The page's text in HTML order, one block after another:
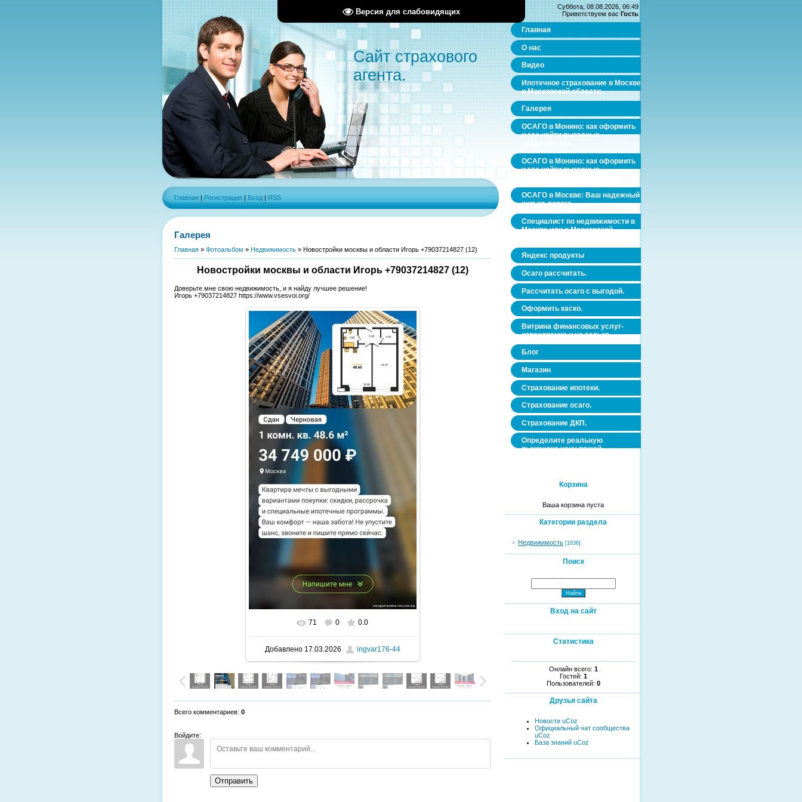
Версия для слабовидящих
Сайт страхового
агента.
Главная | Регистрация | Вход | RSS
Галерея
Главная » Фотоальбом » Недвижимость » Новостройки москвы и области Игорь +79037214827 (12)
Новостройки москвы и области Игорь +79037214827 (12)
Доверьте мне свою недвижимость, и я найду лучшее решение!
Игорь +79037214827 https://www.vsesvoi.org/
В реальном размере 900x1600
71 0 0.0
Добавлено17.03.2026 ingvar176-44
Всего комментариев: 0
Войдите:
Отправить
Суббота, 08.08.2026, 06:49
Приветствуем вас Гость
Главная
О нас
Видео
Ипотечное страхование в Москве
и Московской области.
Галерея
ОСАГО в Монино: как оформить
и где найти выгодные
ОСАГО в Монино: как оформить
и где найти выгодные
ОСАГО в Москве: Ваш надежный
щит на дороге
Специалист по недвижимости в
Москве или в Московской
Яндекс продукты
Осаго рассчитать.
Рассчитать осаго с выгодой.
Оформить каско.
Витрина финансовых услуг-
страхование и не только.
Блог
Магазин
Страхование ипотеки.
Страхование осаго.
Страхование ДКП.
Определите реальную
рыночную цену вашей
Корзина
Ваша корзина пуста
Категории раздела
Недвижимость [1636]
Поиск
Вход на сайт
Статистика
Онлайн всего: 1
Гостей: 1
Пользователей: 0
Друзья сайта
Новости uCoz
Официальный чат сообщества
uCoz
База знаний uCoz